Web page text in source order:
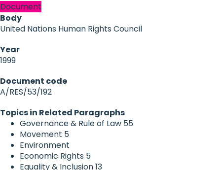
Document
Body
United Nations Human Rights Council
Year
1999
Document code
A/RES/53/192
Topics in Related Paragraphs
Governance & Rule of Law 55
Movement 5
Environment
Economic Rights 5
Equality & Inclusion13